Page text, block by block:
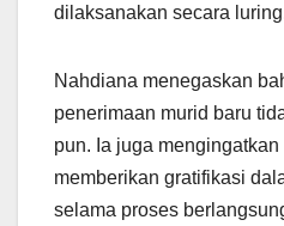
dilaksanakan secara
Nahdiana menegaskan
penerimaan murid baru
pun. Ia juga
memberikan gratifikasi
selama proses